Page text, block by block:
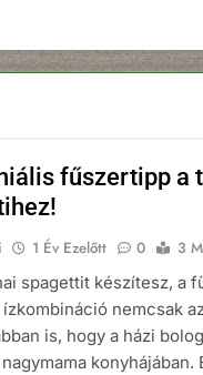
fűszertipp a
1 Év Ezelőtt 0
3
spagettit készítesz, a
nemcsak
is, hogy a házi